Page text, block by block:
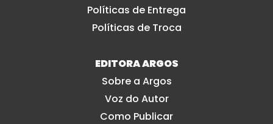
Políticas de Entrega
Políticas de Troca
EDITORA ARGOS
Sobre a Argos
Voz do Autor
Como Publicar